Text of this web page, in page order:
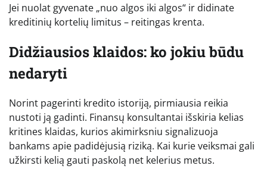
Jei nuolat gyvenate „nuo algos iki algos“ ir didinate
kreditinių kortelių limitus – reitingas krenta.
Didžiausios klaidos: ko jokiu būdu
nedaryti
Norint pagerinti kredito istoriją, pirmiausia reikia
nustoti ją gadinti. Finansų konsultantai išskiria kelias
kritines klaidas, kurios akimirksniu signalizuoja
bankams apie padidėjusią riziką. Kai kurie veiksmai gali
užkirsti kelią gauti paskolą net kelerius metus.